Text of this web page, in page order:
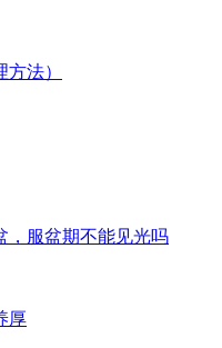
法）
，服盆期不能见光吗
厚